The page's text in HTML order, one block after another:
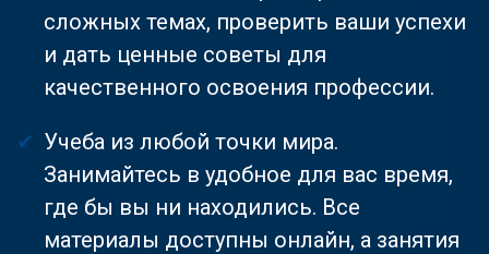
сложных темах, проверить ваши успехи
и дать ценные советы для
качественного освоения профессии.
Учеба из любой точки мира.
Занимайтесь в удобное для вас время,
где бы вы ни находились. Все
материалы доступны онлайн, а занятия